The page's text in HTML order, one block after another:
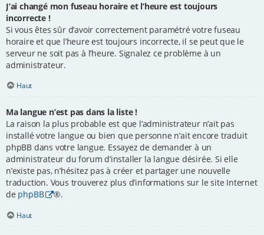
J’ai changé mon fuseau horaire et l’heure est toujours
incorrecte !
Si vous êtes sûr d’avoir correctement paramétré votre fuseau
horaire et que l’heure est toujours incorrecte, il se peut que le
serveur ne soit pas à l’heure. Signalez ce problème à un
administrateur.
Haut
Ma langue n’est pas dans la liste !
La raison la plus probable est que l’administrateur n’ait pas
installé votre langue ou bien que personne n’ait encore traduit
phpBB dans votre langue. Essayez de demander à un
administrateur du forum d’installer la langue désirée. Si elle
n’existe pas, n’hésitez pas à créer et partager une nouvelle
traduction. Vous trouverez plus d’informations sur le site Internet
de phpBB ®.
Haut